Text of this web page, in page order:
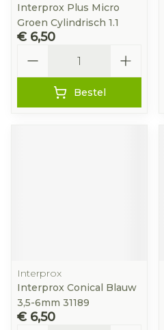
Interprox Plus Micro
Groen Cylindrisch 1.1
€ 6,50
Bestel
Interprox
Interprox Conical Blauw
3,5-6mm 31189
€ 6,50